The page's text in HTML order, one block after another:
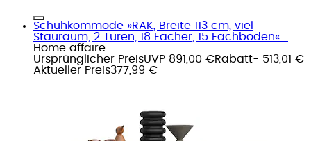
Schuhkommode »RAK, Breite 113 cm, viel
Stauraum, 2 Türen, 18 Fächer, 15 Fachböden«...
Home affaire
Ursprünglicher PreisUVP 891,00 €Rabatt- 513,01 €
Aktueller Preis377,99 €